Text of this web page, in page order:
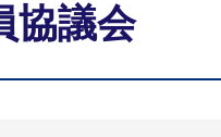
協議会